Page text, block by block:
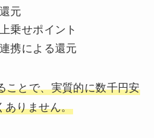
元
乗せポイント
携による還元
ことで、実質的に数千円安
ありません。